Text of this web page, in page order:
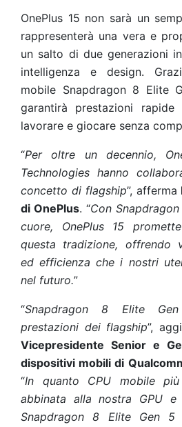
OnePlus 15 non sarà un
rappresenterà una vera e
un salto di due generazioni
intelligenza e design.
mobile Snapdragon 8 Elite
garantirà prestazioni
lavorare e giocare senza
“Per oltre un decennio,
Technologies hanno
concetto di flagship”, afferma
di OnePlus. “Con
cuore, OnePlus 15
questa tradizione, offrendo
ed efficienza che i nostri
nel futuro.”
“Snapdragon 8 Elite
prestazioni dei flagship”,
Vicepresidente Senior e
dispositivi mobili di
“In quanto CPU mobile
abbinata alla nostra GPU e
Snapdragon 8 Elite Gen 5